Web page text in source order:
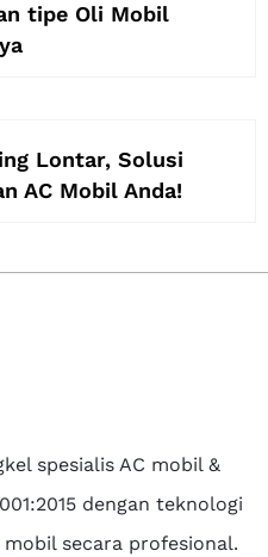
tipe Oli Mobil
Lontar, Solusi
AC Mobil Anda!
spesialis AC mobil &
dengan teknologi
secara profesional.